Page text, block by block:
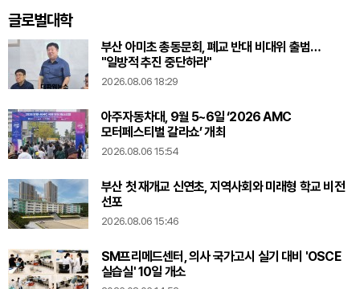
글로벌대학
부산 아미초 총동문회, 폐교 반대 비대위 출범…
"일방적 추진 중단하라"
2026.08.06 18:29
아주자동차대, 9월 5~6일 ‘2026 AMC
모터페스티벌 갈라쇼’ 개최
2026.08.06 15:54
부산 첫 재개교 신연초, 지역사회와 미래형 학교 비전
선포
2026.08.06 15:46
SM프리메드센터, 의사 국가고시 실기 대비 'OSCE
실습실' 10일 개소